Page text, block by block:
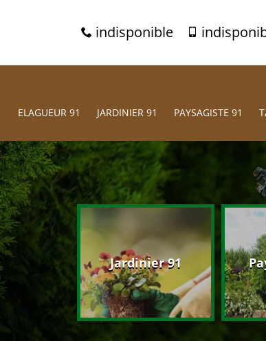
indisponible
ELAGUEUR 91 JARDINIER 91 PAYSAGISTE 91
91 Jardinier 91